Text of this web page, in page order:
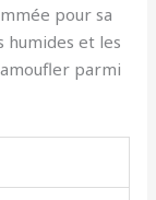
pour sa
et les
parmi